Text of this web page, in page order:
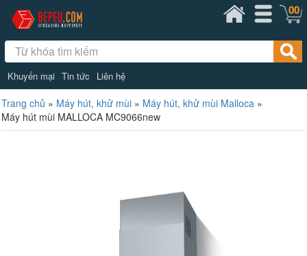
Khuyến mại Tin tức Liên hệ
00
Trang chủ » Máy hút, khử mùi » Máy hút, khử mùi Malloca »
Máy hút mùi MALLOCA MC9066new